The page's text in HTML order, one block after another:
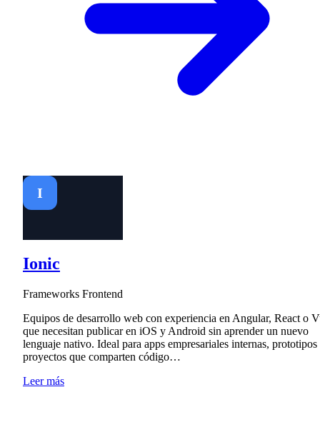
I
Ionic
Frameworks Frontend
Equipos de desarrollo web con experiencia en Angular, React o
que necesitan publicar en iOS y Android sin aprender un nuevo
lenguaje nativo. Ideal para apps empresariales internas, prototipos
proyectos que comparten código…
Leer más